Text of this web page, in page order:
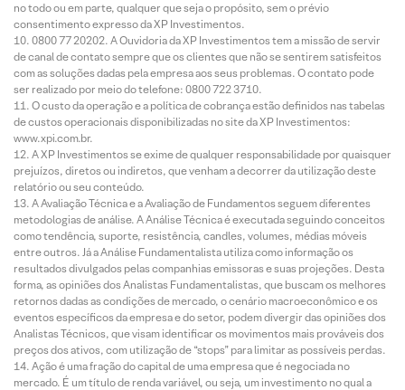
no todo ou em parte, qualquer que seja o propósito, sem o prévio
consentimento expresso da XP Investimentos.
0800 77 20202. A Ouvidoria da XP Investimentos tem a missão de servir
de canal de contato sempre que os clientes que não se sentirem satisfeitos
com as soluções dadas pela empresa aos seus problemas. O contato pode
ser realizado por meio do telefone: 0800 722 3710.
O custo da operação e a política de cobrança estão definidos nas tabelas
de custos operacionais disponibilizadas no site da XP Investimentos:
www.xpi.com.br.
A XP Investimentos se exime de qualquer responsabilidade por quaisquer
prejuízos, diretos ou indiretos, que venham a decorrer da utilização deste
relatório ou seu conteúdo.
A Avaliação Técnica e a Avaliação de Fundamentos seguem diferentes
metodologias de análise. A Análise Técnica é executada seguindo conceitos
como tendência, suporte, resistência, candles, volumes, médias móveis
entre outros. Já a Análise Fundamentalista utiliza como informação os
resultados divulgados pelas companhias emissoras e suas projeções. Desta
forma, as opiniões dos Analistas Fundamentalistas, que buscam os melhores
retornos dadas as condições de mercado, o cenário macroeconômico e os
eventos específicos da empresa e do setor, podem divergir das opiniões dos
Analistas Técnicos, que visam identificar os movimentos mais prováveis dos
preços dos ativos, com utilização de “stops” para limitar as possíveis perdas.
Ação é uma fração do capital de uma empresa que é negociada no
mercado. É um título de renda variável, ou seja, um investimento no qual a